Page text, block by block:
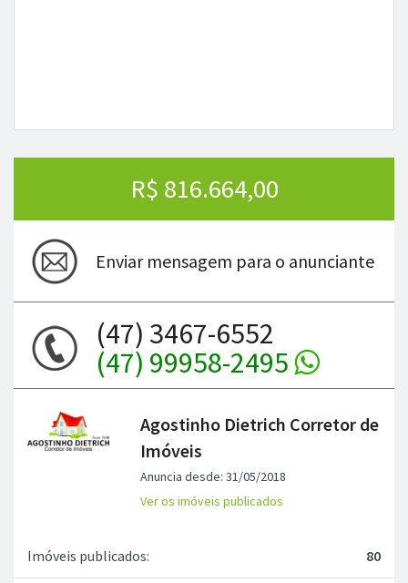
R$ 816.664,00
Enviar mensagem para o anunciante
(47) 3467-6552
(47) 99958-2495
Agostinho Dietrich Corretor de
Imóveis
Anuncia desde: 31/05/2018
Ver os imóveis publicados
Imóveis publicados: 80